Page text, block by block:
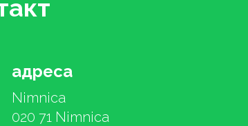
адреса
Nimnica
020 71 Nimnica